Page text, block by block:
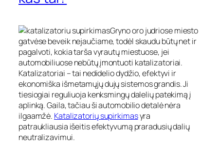
Gryno oro judriose miesto
gatvėse beveik nejaučiame, todėl skaudu būtų net ir
pagalvoti, kokia tarša vyrautų miestuose, jei
automobiliuose nebūtų įmontuoti katalizatoriai.
Katalizatoriai – tai nedidelio dydžio, efektyvi ir
ekonomiška išmetamųjų dujų sistemos grandis. Ji
tiesiogiai reguliuoja kenksmingų dalelių patekimą į
aplinką. Gaila, tačiau ši automobilio detalė nėra
ilgaamžė. Katalizatorių supirkimasyra
patraukliausia išeitis efektyvumą praradusių dalių
neutralizavimui.